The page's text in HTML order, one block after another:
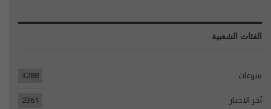
الفئات الشعبية
منوعات
3288
آخر الاخبار
2361